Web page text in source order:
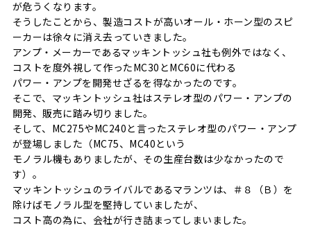
が危うくなります。
そうしたことから、製造コストが高いオール・ホーン型のスピ
ーカーは徐々に消え去っていきました。
アンプ・メーカーであるマッキントッシュ社も例外ではなく、
コストを度外視して作ったMC30とMC60に代わる
パワー・アンプを開発せざるを得なかったのです。
そこで、マッキントッシュ社はステレオ型のパワー・アンプの
開発、販売に踏み切りました。
そして、MC275やMC240と言ったステレオ型のパワー・アンプ
が登場しました（MC75、MC40という
モノラル機もありましたが、その生産台数は少なかったので
す）。
マッキントッシュのライバルであるマランツは、＃８（Ｂ）を
除けばモノラル型を堅持していましたが、
コスト高の為に、会社が行き詰まってしまいました。